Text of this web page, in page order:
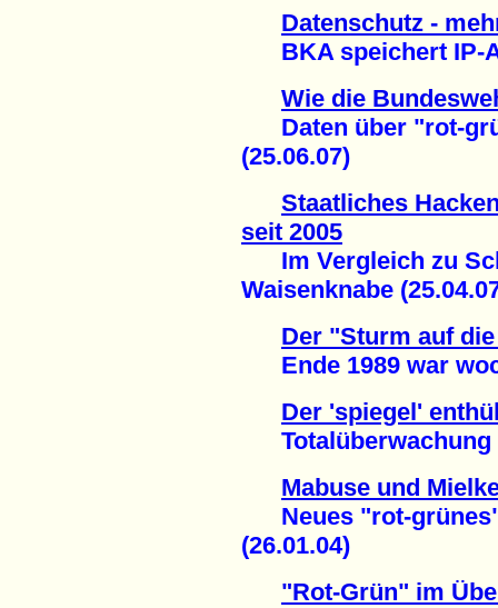
Datenschutz -
BKA speichert IP-
Wie die
Daten über "rot-
(25.06.07)
Staatliches
seit 2005
Im Vergleich zu
Waisenknabe
Der "Sturm auf
Ende 1989 war
Der 'spiegel'
Totalüberwachung
Mabuse und
Neues "rot-grünes"
(26.01.04)
"Rot-Grün" im